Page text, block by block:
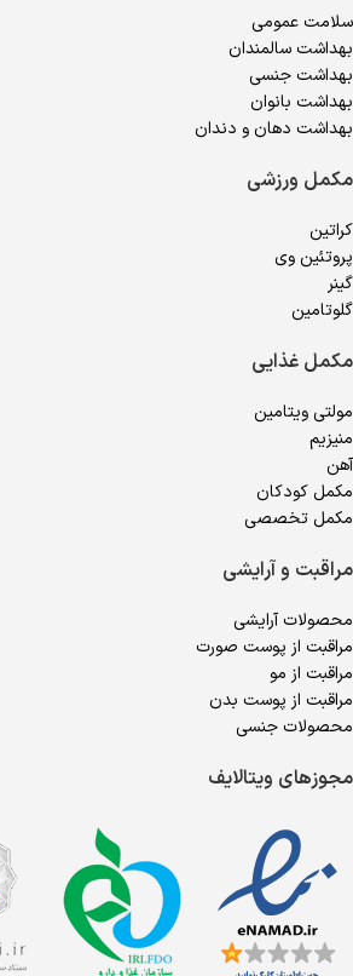
سلامت عمومی
بهداشت سالمندان
بهداشت جنسی
بهداشت بانوان
بهداشت دهان و دندان
مکمل ورزشی
کراتین
پروتئین وی
گینر
گلوتامین
مکمل غذایی
مولتی ویتامین
منیزیم
آهن
مکمل کودکان
مکمل تخصصی
مراقبت و آرایشی
محصولات آرایشی
مراقبت از پوست صورت
مراقبت از مو
مراقبت از پوست بدن
محصولات جنسی
مجوزهای ویتالایف